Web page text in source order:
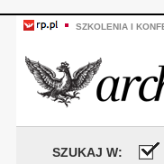
SZKOLENIA I
SZUKAJ W: